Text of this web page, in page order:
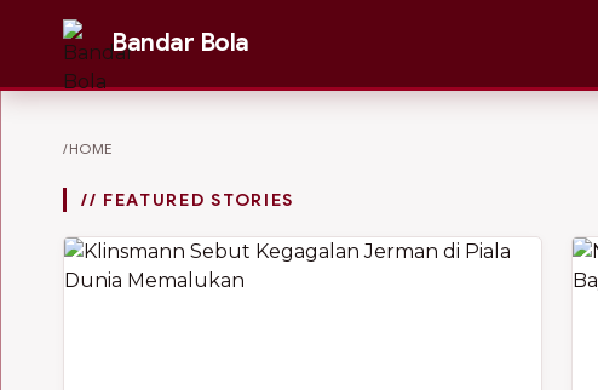
Bandar Bola
/HOME
// FEATURED STORIES